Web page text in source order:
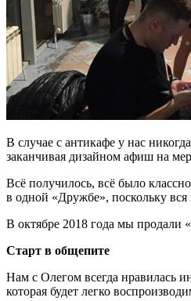
В случае с антикафе у нас
заканчивая дизайном афиш на
Всё получилось, всё было
в одной «Дружбе», поскольку вся
В октябре 2018 года мы продали
Старт в общепите
Нам с Олегом всегда нравилась
которая будет легко